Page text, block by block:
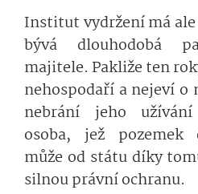
Institut vydržení má
bývá dlouhodobá
majitele. Pakliže ten
nehospodaří a nejeví o
nebrání jeho
osoba, jež pozemek
může od státu díky
silnou právní ochranu.